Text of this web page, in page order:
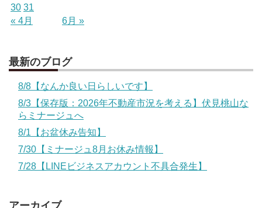
« 4月 6月 »
30 31
最新のブログ
8/8【なんか良い日らしいです】
8/3【保存版：2026年不動産市況を考える】伏見桃山な
らミナージュへ
8/1【お盆休み告知】
7/30【ミナージュ8月お休み情報】
7/28【LINEビジネスアカウント不具合発生】
アーカイブ